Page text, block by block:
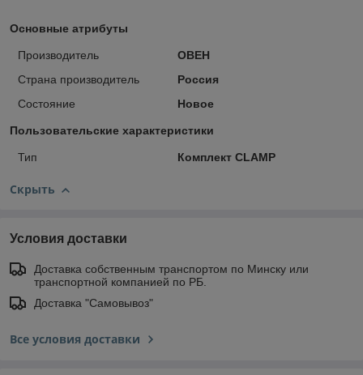
Основные атрибуты
Производитель
ОВЕН
Страна производитель
Россия
Состояние
Новое
Пользовательские характеристики
Тип Комплект CLAMP
Скрыть
Условия доставки
Доставка собственным транспортом по Минску или
транспортной компанией по РБ.
Доставка "Самовывоз"
Все условия доставки